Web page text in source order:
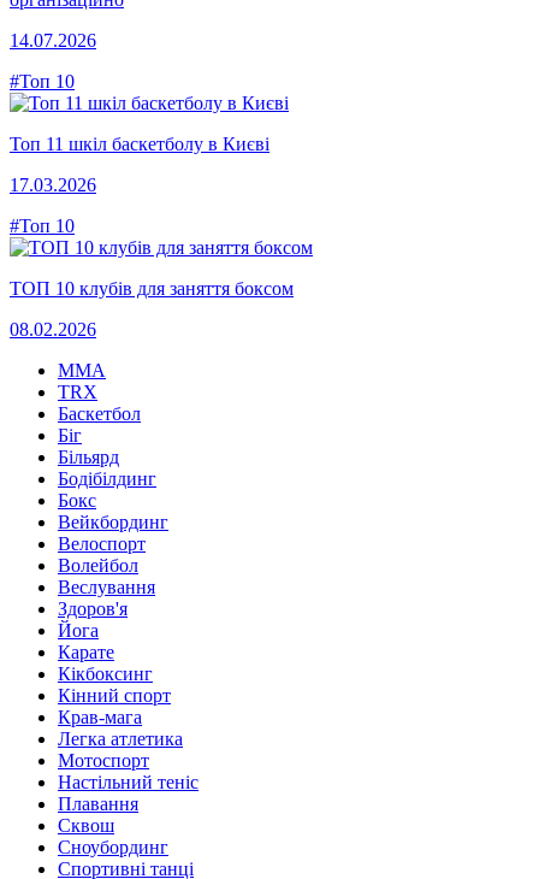
14.07.2026
#Топ 10
Топ 11 шкіл баскетболу в Києві
17.03.2026
#Топ 10
ТОП 10 клубів для заняття боксом
08.02.2026
MMA
TRX
Баскетбол
Біг
Більярд
Бодібілдинг
Бокс
Вейкбординг
Велоспорт
Волейбол
Веслування
Здоров'я
Йога
Карате
Кікбоксинг
Кінний спорт
Крав-мага
Легка атлетика
Мотоспорт
Настільний теніс
Плавання
Сквош
Сноубординг
Спортивні танці